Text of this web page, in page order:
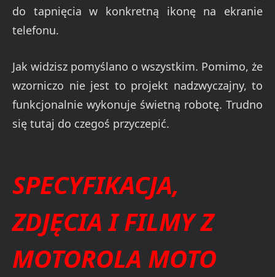
do tapnięcia w konkretną ikonę na ekranie
telefonu.
Jak widzisz pomyślano o wszystkim. Pomimo, że
wzorniczo nie jest to projekt nadzwyczajny, to
funkcjonalnie wykonuje świetną robotę. Trudno
się tutaj do czegoś przyczepić.
SPECYFIKACJA,
ZDJĘCIA I FILMY Z
MOTOROLA MOTO